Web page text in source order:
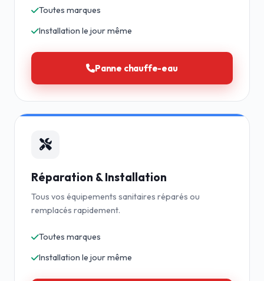
Toutes marques
Installation le jour même
Panne chauffe-eau
Réparation & Installation
Tous vos équipements sanitaires réparés ou
remplacés rapidement.
Toutes marques
Installation le jour même